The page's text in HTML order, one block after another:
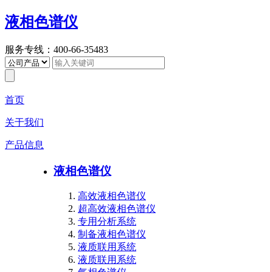
液相色谱仪
服务专线：400-66-35483
首页
关于我们
产品信息
液相色谱仪
高效液相色谱仪
超高效液相色谱仪
专用分析系统
制备液相色谱仪
液质联用系统
液质联用系统